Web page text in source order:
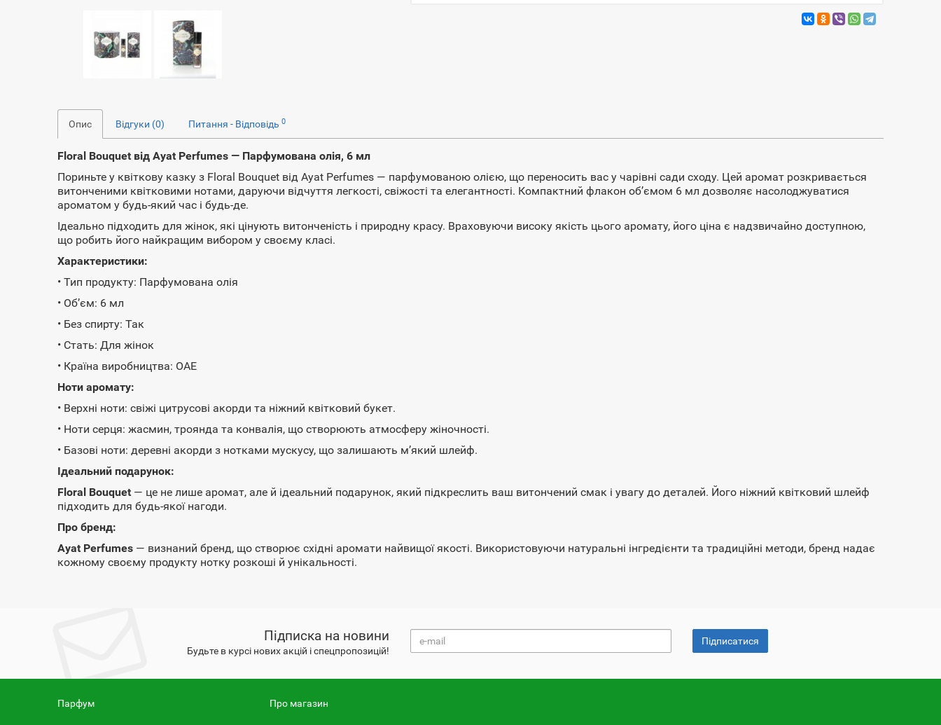
Опис Відгуки (0) Питання - Відповідь0
Floral Bouquet від Ayat Perfumes — Парфумована олія, 6 мл
Пориньте у квіткову казку з Floral Bouquet від Ayat Perfumes — парфумованою олією, що переносить вас у чарівні сади сходу. Цей аромат розкривається
витонченими квітковими нотами, даруючи відчуття легкості, свіжості та елегантності. Компактний флакон об’ємом 6 мл дозволяє насолоджуватися
ароматом у будь-який час і будь-де.
Ідеально підходить для жінок, які цінують витонченість і природну красу. Враховуючи високу якість цього аромату, його ціна є надзвичайно доступною,
що робить його найкращим вибором у своєму класі.
Характеристики:
• Тип продукту: Парфумована олія
• Об’єм: 6 мл
• Без спирту: Так
• Стать: Для жінок
• Країна виробництва: ОАЕ
Ноти аромату:
• Верхні ноти: свіжі цитрусові акорди та ніжний квітковий букет.
• Ноти серця: жасмин, троянда та конвалія, що створюють атмосферу жіночності.
• Базові ноти: деревні акорди з нотками мускусу, що залишають м’який шлейф.
Ідеальний подарунок:
Floral Bouquet — це не лише аромат, але й ідеальний подарунок, який підкреслить ваш витончений смак і увагу до деталей. Його ніжний квітковий шлейф
підходить для будь-якої нагоди.
Про бренд:
Ayat Perfumes — визнаний бренд, що створює східні аромати найвищої якості. Використовуючи натуральні інгредієнти та традиційні методи, бренд надає
кожному своєму продукту нотку розкоші й унікальності.
Підписка на новини
Будьте в курсі нових акцій і спецпропозицій!
Підписатися
Парфум Про магазин